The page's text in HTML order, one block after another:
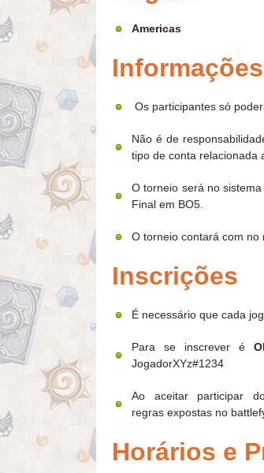
Americas
Os participantes só
Não é de
tipo de conta relacionada
O torneio será no
Final em BO5.
O torneio contará com no
Inscrições
É necessário que cada
Para se inscrever é
JogadorXYz#1234
Ao aceitar participar
regras expostas no
Horários e